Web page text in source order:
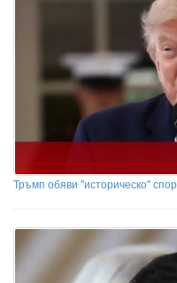
Тръмп обяви "историческо"